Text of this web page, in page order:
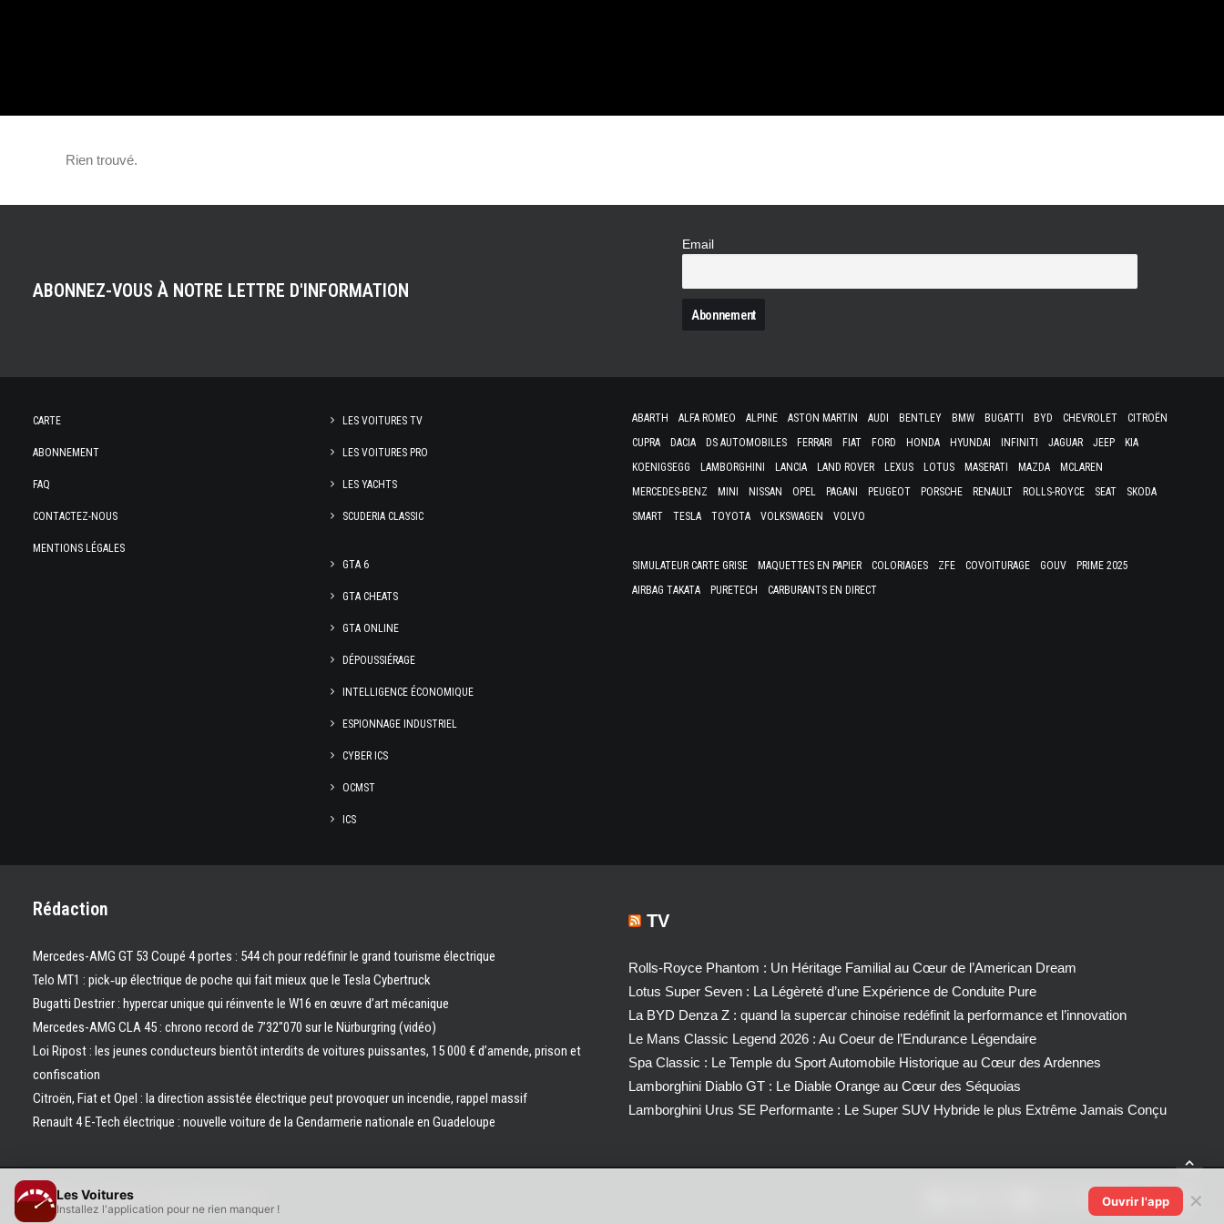
Rien trouvé.
ABONNEZ-VOUS À NOTRE LETTRE D'INFORMATION
Email
CARTE
ABONNEMENT
FAQ
CONTACTEZ-NOUS
MENTIONS LÉGALES
LES VOITURES TV
LES VOITURES PRO
LES YACHTS
SCUDERIA CLASSIC
GTA 6
GTA CHEATS
GTA ONLINE
DÉPOUSSIÉRAGE
INTELLIGENCE ÉCONOMIQUE
ESPIONNAGE INDUSTRIEL
CYBER ICS
OCMST
ICS
ABARTH ALFA ROMEO ALPINE ASTON MARTIN AUDI BENTLEY BMW BUGATTI BYD CHEVROLET
CITROËN
CUPRA
DACIA DS AUTOMOBILES FERRARI FIAT FORD HONDA HYUNDAI INFINITI JAGUAR JEEP
KIA
KOENIGSEGG
LAMBORGHINI LANCIA LAND ROVER LEXUS LOTUS MASERATI MAZDA
MCLAREN
MERCEDES-BENZ
MINI NISSAN OPEL PAGANI PEUGEOT PORSCHE RENAULT ROLLS-ROYCE SEAT
SKODA
SMART
TESLA TOYOTA VOLKSWAGEN VOLVO
SIMULATEUR CARTE GRISE MAQUETTES EN PAPIER COLORIAGES ZFE COVOITURAGE GOUV
PRIME 2025
AIRBAG TAKATA
PURETECH CARBURANTS EN DIRECT
Rédaction
Mercedes-AMG GT 53 Coupé 4 portes : 544 ch pour redéfinir le grand tourisme électrique
Telo MT1 : pick‑up électrique de poche qui fait mieux que le Tesla Cybertruck
Bugatti Destrier : hypercar unique qui réinvente le W16 en œuvre d’art mécanique
Mercedes-AMG CLA 45 : chrono record de 7’32″070 sur le Nürburgring (vidéo)
Loi Ripost : les jeunes conducteurs bientôt interdits de voitures puissantes, 15 000 € d’amende, prison et
confiscation
Citroën, Fiat et Opel : la direction assistée électrique peut provoquer un incendie, rappel massif
Renault 4 E-Tech électrique : nouvelle voiture de la Gendarmerie nationale en Guadeloupe
TV
Rolls-Royce Phantom : Un Héritage Familial au Cœur de l’American Dream
Lotus Super Seven : La Légèreté d’une Expérience de Conduite Pure
La BYD Denza Z : quand la supercar chinoise redéfinit la performance et l’innovation
Le Mans Classic Legend 2026 : Au Coeur de l’Endurance Légendaire
Spa Classic : Le Temple du Sport Automobile Historique au Cœur des Ardennes
Lamborghini Diablo GT : Le Diable Orange au Cœur des Séquoias
Lamborghini Urus SE Performante : Le Super SUV Hybride le plus Extrême Jamais Conçu
© 2026 Les Voitures. | Tous droits réservés.
Les Voitures
Installez l'application pour ne rien manquer !
Ouvrir l'app ✕